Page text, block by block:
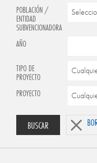
POBLACIÓN /
ENTIDAD
SUBVENCIONADORA
AÑO
TIPO DE
PROYECTO
PROYECTO
BUSCAR